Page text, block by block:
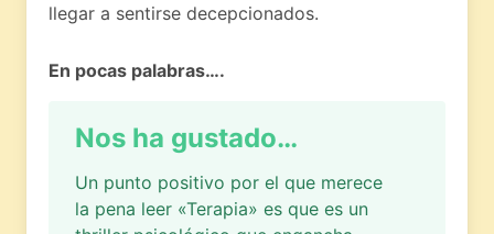
llegar a sentirse decepcionados.
En pocas palabras….
Nos ha gustado…
Un punto positivo por el que merece
la pena leer «Terapia» es que es un